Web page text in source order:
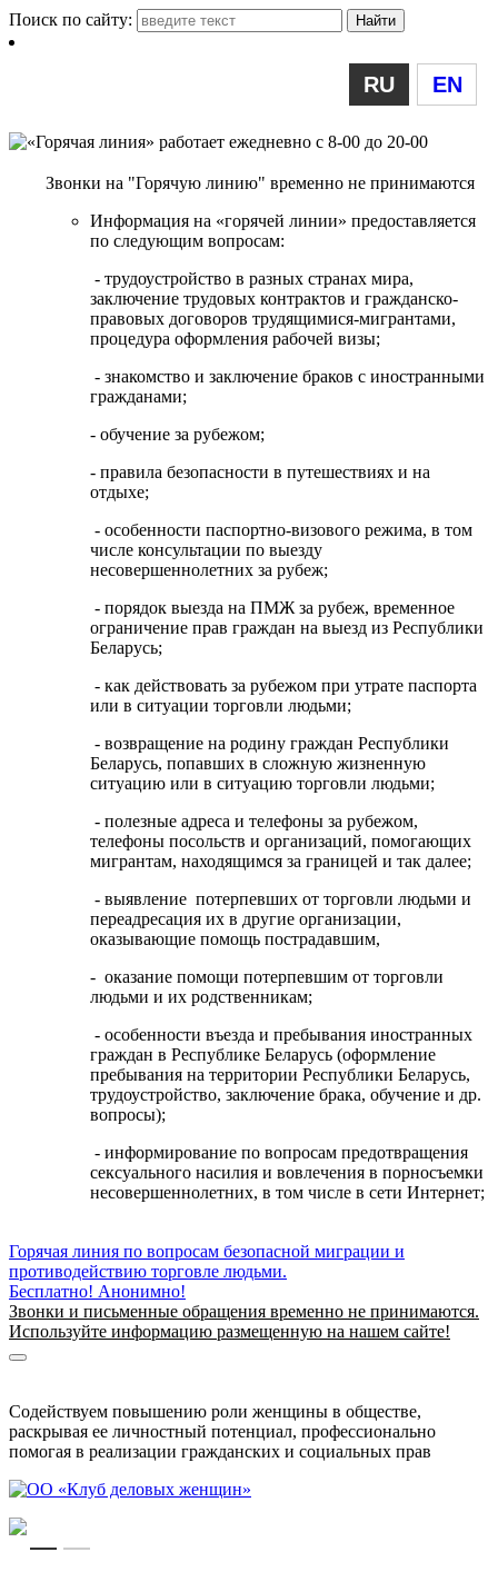
Поиск по сайту:
RU EN
Звонки на "Горячую линию" временно не принимаются
Информация на «горячей линии» предоставляется
по следующим вопросам:
- трудоустройство в разных странах мира,
заключение трудовых контрактов и гражданско-
правовых договоров трудящимися-мигрантами,
процедура оформления рабочей визы;
- знакомство и заключение браков с иностранными
гражданами;
- обучение за рубежом;
- правила безопасности в путешествиях и на
отдыхе;
- особенности паспортно-визового режима, в том
числе консультации по выезду
несовершеннолетних за рубеж;
- порядок выезда на ПМЖ за рубеж, временное
ограничение прав граждан на выезд из Республики
Беларусь;
- как действовать за рубежом при утрате паспорта
или в ситуации торговли людьми;
- возвращение на родину граждан Республики
Беларусь, попавших в сложную жизненную
ситуацию или в ситуацию торговли людьми;
- полезные адреса и телефоны за рубежом,
телефоны посольств и организаций, помогающих
мигрантам, находящимся за границей и так далее;
- выявление потерпевших от торговли людьми и
переадресация их в другие организации,
оказывающие помощь пострадавшим,
- оказание помощи потерпевшим от торговли
людьми и их родственникам;
- особенности въезда и пребывания иностранных
граждан в Республике Беларусь (оформление
пребывания на территории Республики Беларусь,
трудоустройство, заключение брака, обучение и др.
вопросы);
- информирование по вопросам предотвращения
сексуального насилия и вовлечения в порносъемки
несовершеннолетних, в том числе в сети Интернет;
Горячая линия по вопросам безопасной миграции и
противодействию торговле людьми.
Бесплатно! Анонимно!
Звонки и письменные обращения временно не принимаются.
Используйте информацию размещенную на нашем сайте!
Содействуем повышению роли женщины в обществе,
раскрывая ее личностный потенциал, профессионально
помогая в реализации гражданских и социальных прав
RUEN